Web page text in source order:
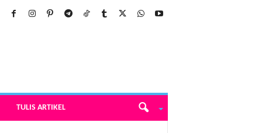
TULIS ARTIKEL